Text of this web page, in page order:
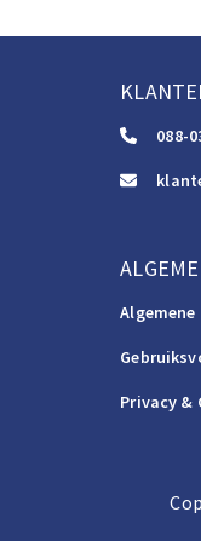
088-
Privacy &